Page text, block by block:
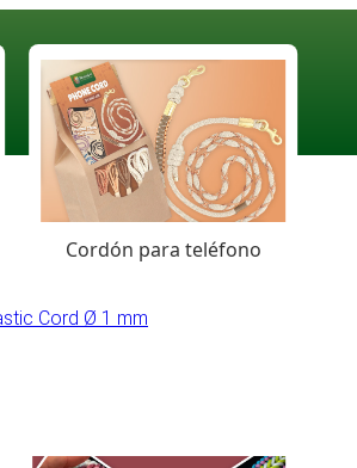
Cordón para teléfono
Cord Ø 1 mm